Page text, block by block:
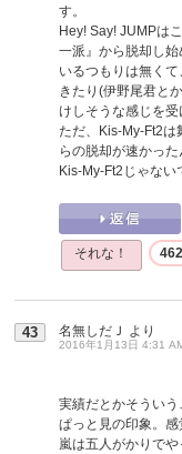
す。
Hey! Say! JUMPは
一派』から脱却し
いるつもりは無く
きたり(伊野尾君と
けしそうな感じを受
ただ、Kis-My-Ft2は
らの脱却が速かっ
Kis-My-Ft2じゃない
それな！ 462
43 名無しだＪ より
2016年1月13日 4:31
実績だとかそういう
ぱっと見の印象。感
嵐は五人がかりでや